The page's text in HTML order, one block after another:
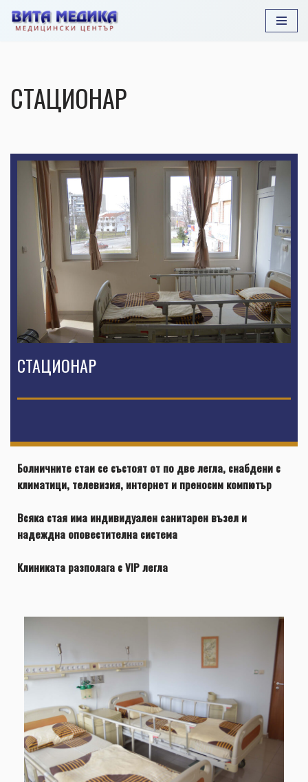
СТАЦИОНАР
СТАЦИОНАР
Болничните стаи се състоят от по две легла, снабдени с
климатици, телевизия, интернет и преносим компютър
Всяка стая има индивидуален санитарен възел и
надеждна оповестителна система
Клиниката разполага с VIP легла